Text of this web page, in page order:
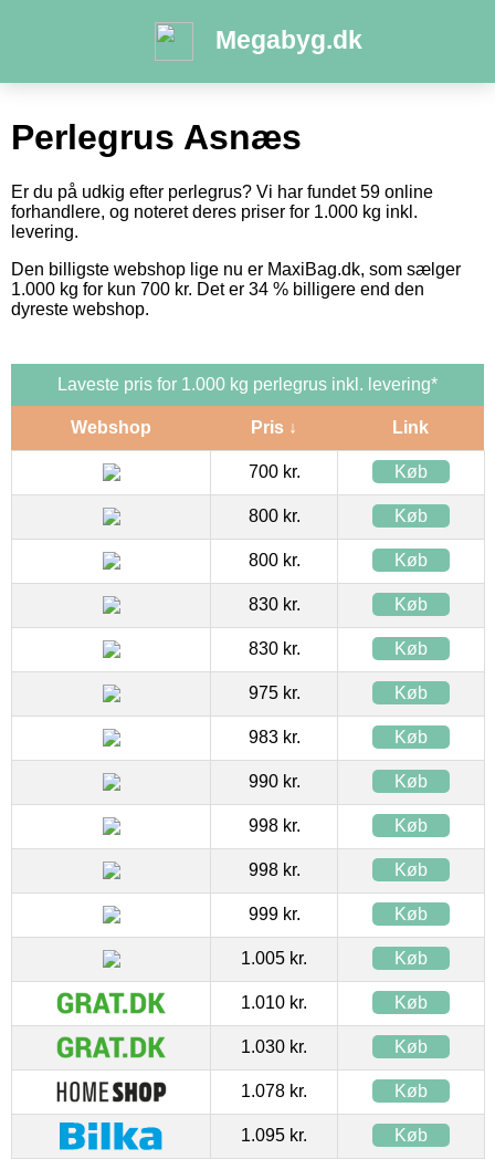
Megabyg.dk
Perlegrus Asnæs
Er du på udkig efter perlegrus? Vi har fundet 59 online
forhandlere, og noteret deres priser for 1.000 kg inkl.
levering.
Den billigste webshop lige nu er MaxiBag.dk, som sælger
1.000 kg for kun 700 kr. Det er 34 % billigere end den
dyreste webshop.
Laveste pris for 1.000 kg perlegrus inkl. levering*
Webshop Pris ↓ Link
700 kr. Køb
800 kr. Køb
800 kr. Køb
830 kr. Køb
830 kr. Køb
975 kr. Køb
983 kr. Køb
990 kr. Køb
998 kr. Køb
998 kr. Køb
999 kr. Køb
1.005 kr. Køb
1.010 kr. Køb
1.030 kr. Køb
1.078 kr. Køb
1.095 kr. Køb